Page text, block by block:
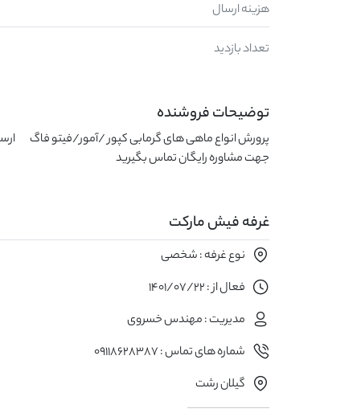
هزینه ارسال
تعداد بازدید
توضیحات فروشنده
جهت مشاوره رایگان تماس بگیرید
غرفه فیش مارکت
نوع غرفه : شخصی
فعال از : 1401/07/22
مدیریت : مهندس خسروی
شماره های تماس : 09118628387
گیلان رشت